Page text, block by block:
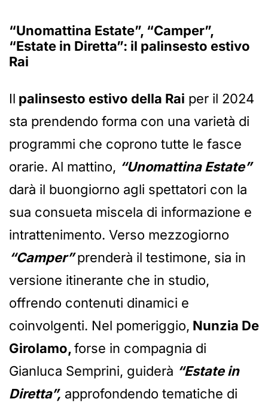
“Unomattina Estate”, “Camper”,
“Estate in Diretta”: il palinsesto estivo
Rai
Il palinsesto estivo della Rai per il 2024
sta prendendo forma con una varietà di
programmi che coprono tutte le fasce
orarie. Al mattino, “Unomattina Estate”
darà il buongiorno agli spettatori con la
sua consueta miscela di informazione e
intrattenimento. Verso mezzogiorno
“Camper”prenderà il testimone, sia in
versione itinerante che in studio,
offrendo contenuti dinamici e
coinvolgenti. Nel pomeriggio, Nunzia De
Girolamo,forse in compagnia di
Gianluca Semprini, guiderà “Estate in
Diretta”, approfondendo tematiche di